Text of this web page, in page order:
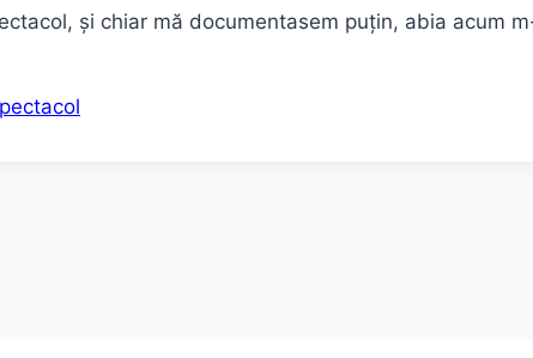
și chiar mă documentasem puțin, abia acum